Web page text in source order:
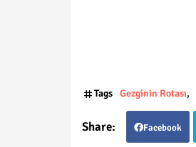
Tags Gezginin Rotası
Facebook